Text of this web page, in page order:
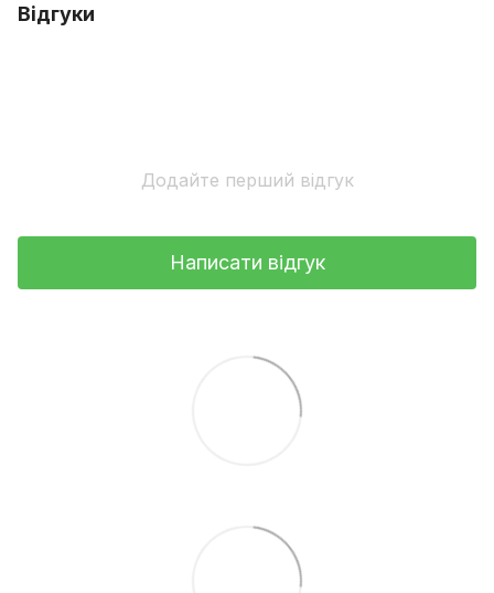
Відгуки
Додайте перший відгук
Написати відгук